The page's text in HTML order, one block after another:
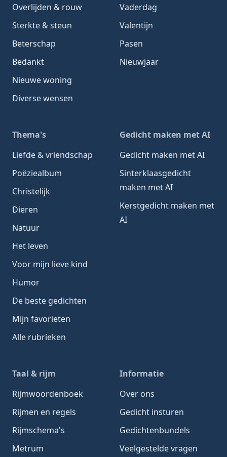
Overlijden & rouw
Sterkte & steun
Beterschap
Bedankt
Nieuwe woning
Diverse wensen
Vaderdag
Valentijn
Pasen
Nieuwjaar
Thema's
Liefde & vriendschap
Poëziealbum
Christelijk
Dieren
Natuur
Het leven
Voor mijn lieve kind
Humor
De beste gedichten
Mijn favorieten
Alle rubrieken
Gedicht maken met AI
Gedicht maken met AI
Sinterklaasgedicht
maken met AI
Kerstgedicht maken met
AI
Taal & rijm
Rijmwoordenboek
Rijmen en regels
Rijmschema's
Metrum
Informatie
Over ons
Gedicht insturen
Gedichtenbundels
Veelgestelde vragen